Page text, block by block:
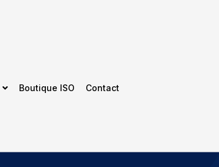
Boutique ISO Contact